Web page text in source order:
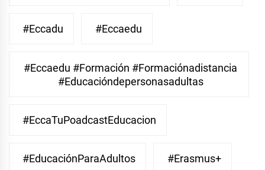
#eccadu #eccaedu
#eccaedu #formación #formaciónadistancia
#educacióndepersonasadultas
#EccaTuPoadcastEducacion
#EducaciónParaAdultos #Erasmus+